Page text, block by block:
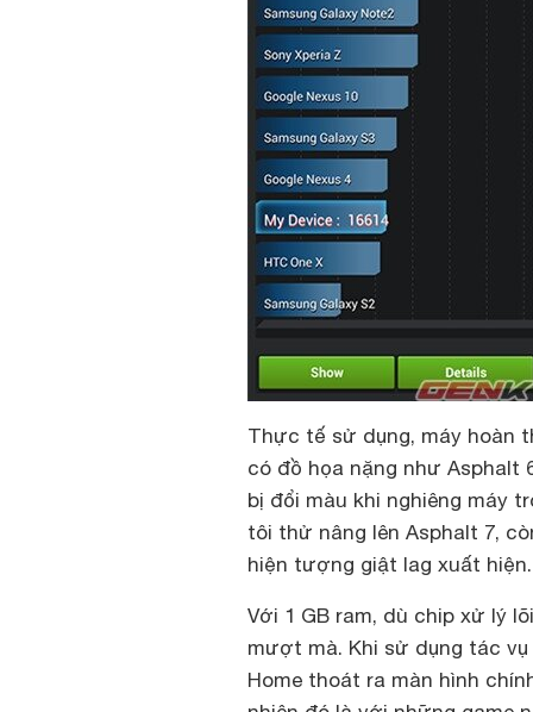
Thực tế sử dụng, máy hoàn
có đồ họa nặng như Asphalt
bị đổi màu khi nghiêng máy
tôi thử nâng lên Asphalt 7,
hiện tượng giật lag xuất hiện.
Với 1 GB ram, dù chip xử lý
mượt mà. Khi sử dụng tác
Home thoát ra màn hình